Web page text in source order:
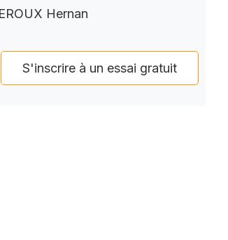
Hernan
S'inscrire à un essai gratuit